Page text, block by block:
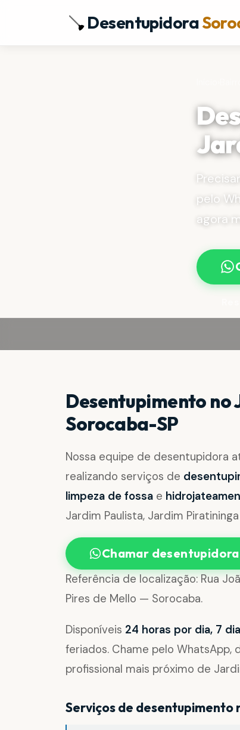
Desentupidora
pelo
agora
Desentupimento no
Sorocaba-SP
Nossa equipe de desentupidora
realizando serviços de
limpeza de fossa e
Jardim Paulista, Jardim
Chamar
Referência de localização: Rua
Pires de Mello — Sorocaba.
Disponíveis 24 horas por dia, 7
feriados. Chame pelo
profissional mais próximo de
Serviços de desentupimento